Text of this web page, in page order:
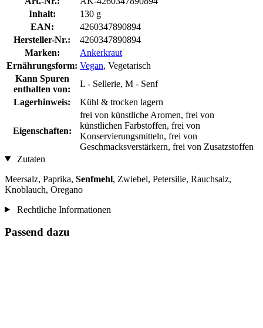
Inhalt:
130 g
EAN:
4260347890894
Hersteller-Nr.:
4260347890894
Marken:
Ankerkraut
Ernährungsform: Vegan, Vegetarisch
Kann Spuren
enthalten von:
L - Sellerie, M - Senf
Lagerhinweis:
Kühl & trocken lagern
Eigenschaften:
frei von künstliche Aromen, frei von
künstlichen Farbstoffen, frei von
Konservierungsmitteln, frei von
Geschmacksverstärkern, frei von Zusatzstoffen
Zutaten
Meersalz, Paprika, Senfmehl, Zwiebel, Petersilie, Rauchsalz,
Knoblauch, Oregano
Rechtliche Informationen
Passend dazu